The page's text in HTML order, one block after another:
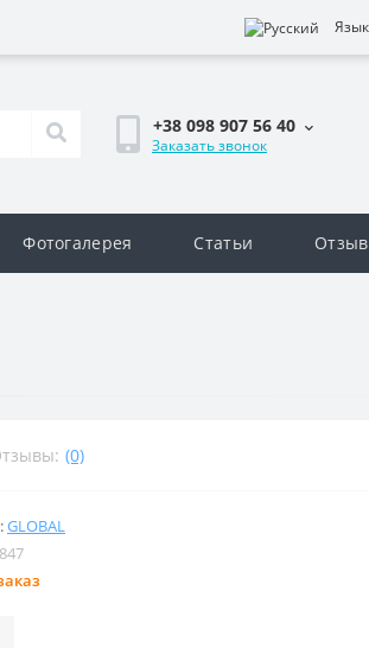
Язык
+38 098 907 56 40
Заказать звонок
Фотогалерея Статьи
(0)
GLOBAL